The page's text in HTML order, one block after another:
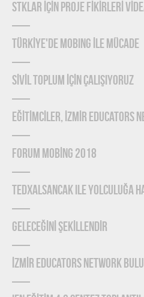
STKLAR İÇİN PROJE FİKİRLERİ
TÜRKİYE'DE MOBING İLE MÜCADE
SİVİL TOPLUM İÇİN ÇALIŞIYORUZ
EĞİTİMCİLER, İZMİR EDUCATORS
FORUM MOBİNG 2018
TEDxAlsancak ile Yolculuğa
GELECEĞİNİ ŞEKİLLENDİR
İZMİR EDUCATORS NETWORK